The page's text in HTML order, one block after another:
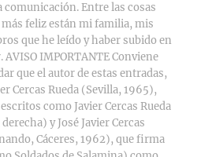
comunicación. Entre las cosas
más feliz están mi familia, mis
que he leído y haber subido en
IMPORTANTE Conviene
que el autor de estas entradas,
Cercas Rueda (Sevilla, 1965),
como Javier Cercas Rueda
y José Javier Cercas
Cáceres, 1962), que firma